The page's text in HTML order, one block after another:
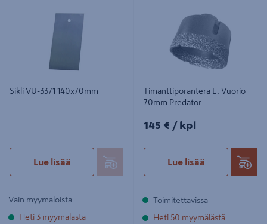
Sikli VU-3371 140x70mm
Lue lisää
Vain myymälöistä
Heti 3 myymälästä
Timanttiporanterä E. Vuorio
70mm Predator
145€/kpl
145 € / kpl
Lue lisää
Toimitettavissa
Heti 50 myymälästä